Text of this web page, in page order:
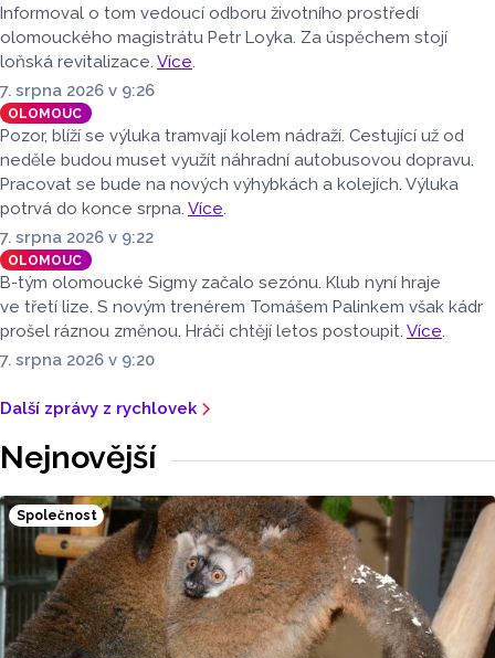
Informoval o tom vedoucí odboru životního prostředí
olomouckého magistrátu Petr Loyka. Za úspěchem stojí
loňská revitalizace. Více.
7. srpna 2026 v 9:26
OLOMOUC
Pozor, blíží se výluka tramvají kolem nádraží. Cestující už od
neděle budou muset využít náhradní autobusovou dopravu.
Pracovat se bude na nových výhybkách a kolejích. Výluka
potrvá do konce srpna. Více.
7. srpna 2026 v 9:22
OLOMOUC
B-tým olomoucké Sigmy začalo sezónu. Klub nyní hraje
ve třetí lize. S novým trenérem Tomášem Palinkem však kádr
prošel ráznou změnou. Hráči chtějí letos postoupit. Více.
7. srpna 2026 v 9:20
Další zprávy z rychlovek
Nejnovější
Společnost